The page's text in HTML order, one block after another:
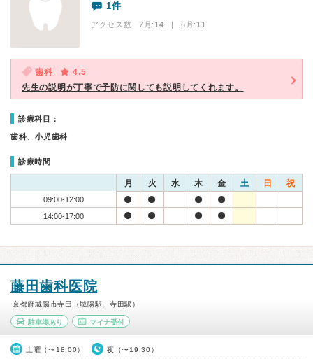
1件
アクセス数 7月:14 | 6月:11
歯科
4.5
先生の説明が丁寧で予防に関しても説明してくれます。
診療科目：
歯科、小児歯科
診療時間
月 火 水 木 金 土 日 祝
09:00-12:00
14:00-17:00
藤田歯科医院
京都府城陽市寺田（城陽駅、寺田駅）
駐車場あり マイナ受付
土曜（〜18:00） 夜（〜19:30）